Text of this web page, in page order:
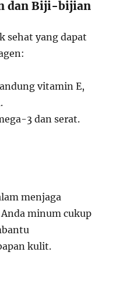
dan Biji-bijian
sehat yang dapat
vitamin E,
3 dan serat.
menjaga
minum cukup
kulit.